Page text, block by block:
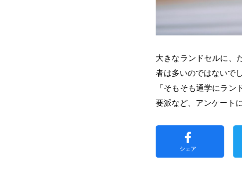
大きなランドセルに、
者は多いのではないで
「そもそも通学にラ
要派など、アンケート